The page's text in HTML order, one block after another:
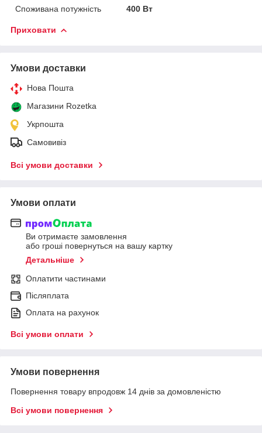
Споживана потужність
400 Вт
Приховати
Умови доставки
Нова Пошта
Магазини Rozetka
Укрпошта
Самовивіз
Всі умови доставки
Умови оплати
Ви отримаєте замовлення
або гроші повернуться на вашу картку
Детальніше
Оплатити частинами
Післяплата
Оплата на рахунок
Всі умови оплати
Умови повернення
Повернення товару впродовж 14 днів за домовленістю
Всі умови повернення